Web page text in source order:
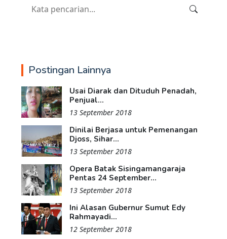
Postingan Lainnya
Usai Diarak dan Dituduh Penadah,
Penjual...
13 September 2018
Dinilai Berjasa untuk Pemenangan
Djoss, Sihar...
13 September 2018
Opera Batak Sisingamangaraja
Pentas 24 September...
13 September 2018
Ini Alasan Gubernur Sumut Edy
Rahmayadi...
12 September 2018